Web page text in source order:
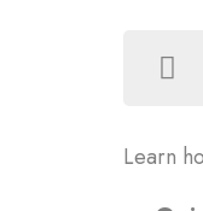
Learn